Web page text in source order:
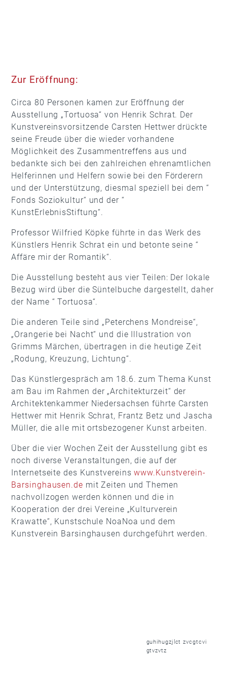
Zur Eröffnung:
Circa 80 Personen kamen zur Eröffnung der
Ausstellung „Tortuosa“ von Henrik Schrat. Der
Kunstvereinsvorsitzende Carsten Hettwer drückte
seine Freude über die wieder vorhandene
Möglichkeit des Zusammentreffens aus und
bedankte sich bei den zahlreichen ehrenamtlichen
Helferinnen und Helfern sowie bei den Förderern
und der Unterstützung, diesmal speziell bei dem “
Fonds Soziokultur“ und der “
KunstErlebnisStiftung“.
Professor Wilfried Köpke führte in das Werk des
Künstlers Henrik Schrat ein und betonte seine “
Affäre mir der Romantik“.
Die Ausstellung besteht aus vier Teilen: Der lokale
Bezug wird über die Süntelbuche dargestellt, daher
der Name “ Tortuosa“.
Die anderen Teile sind „Peterchens Mondreise“,
„Orangerie bei Nacht“ und die Illustration von
Grimms Märchen, übertragen in die heutige Zeit
„Rodung, Kreuzung, Lichtung“.
Das Künstlergespräch am 18.6. zum Thema Kunst
am Bau im Rahmen der „Architekturzeit“ der
Architektenkammer Niedersachsen führte Carsten
Hettwer mit Henrik Schrat, Frantz Betz und Jascha
Müller, die alle mit ortsbezogener Kunst arbeiten.
Über die vier Wochen Zeit der Ausstellung gibt es
noch diverse Veranstaltungen, die auf der
Internetseite des Kunstvereinswww.Kunstverein-
Barsinghausen.de mit Zeiten und Themen
nachvollzogen werden können und die in
Kooperation der drei Vereine „Kulturverein
Krawatte“, Kunstschule NoaNoa und dem
Kunstverein Barsinghausen durchgeführt werden.
guhihugzjlct zvcgtcvi
gtvzvtz